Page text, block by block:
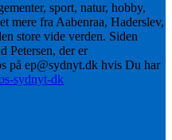
sport, natur, hobby,
mere fra Aabenraa, Haderslev,
store vide verden. Siden
Petersen, der er
på ep@sydnyt.dk hvis Du har
sydnyt-dk